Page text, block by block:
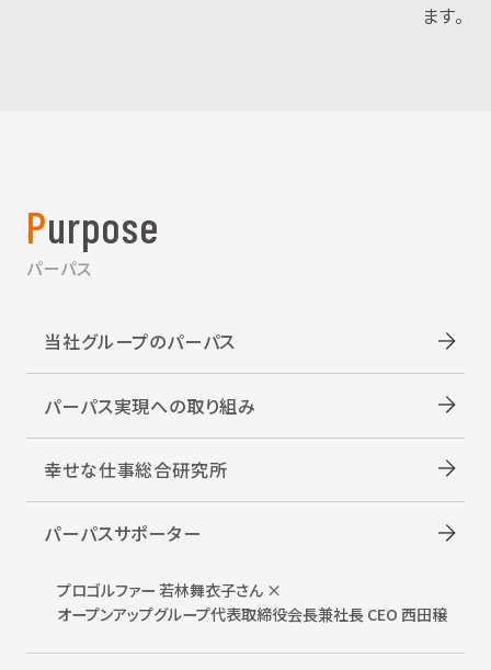
ます。
Purpose
パーパス
当社グループのパーパス
パーパス実現への取り組み
幸せな仕事総合研究所
パーパスサポーター
プロゴルファー 若林舞衣子さん ×
オープンアップグループ代表取締役会長兼社長 CEO 西田穣